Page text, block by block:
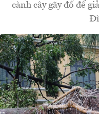
cành cây gãy đổ để